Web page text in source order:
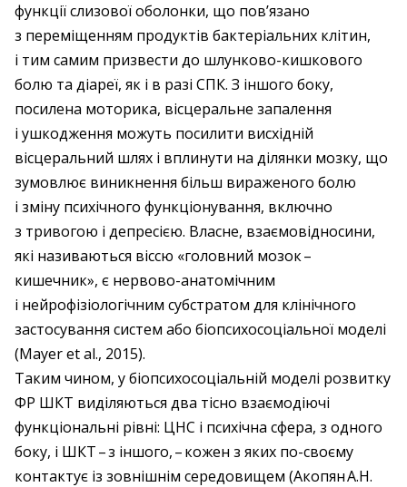
функції слизової оболонки, що пов’язано
з переміщенням продуктів бактеріальних клітин,
і тим самим призвести до шлунково-кишкового
болю та діареї, як і в разі СПК. З іншого боку,
посилена моторика, вісцеральне запалення
і ушкодження можуть посилити висхідній
вісцеральний шлях і вплинути на ділянки мозку, що
зумовлює виникнення більш вираженого болю
і зміну психічного функціонування, включно
з тривогою і депресією. Власне, взаємовідносини,
які називаються віссю «головний мозок – ​
кишечник», є нервово-анатомічним
і нейрофізіологічним субстратом для клінічного
застосування систем або біопсихосоціальної моделі
(Mayer et al., 2015).
Таким чином, у біопсихосоціальній моделі розвитку
ФР ШКТ виділяються два тісно взаємодіючі
функціональні рівні: ЦНС і психічна сфера, з одного
боку, і ШКТ – ​з іншого, – ​кожен з яких по-своєму
контактує із зовнішнім середовищем (Акопян А.Н.